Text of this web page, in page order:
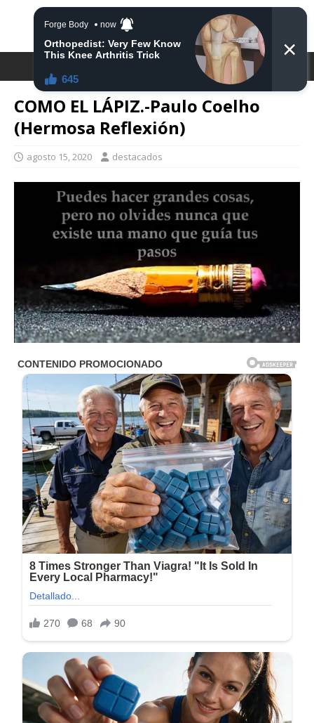
DESTACA2
COMO EL LÁPIZ.-Paulo Coelho
(Hermosa Reflexión)
agosto 15, 2020 destacados